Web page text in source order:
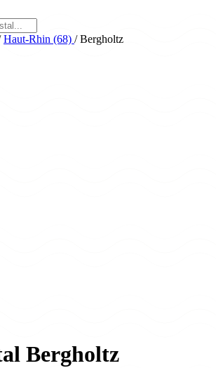
Haut-Rhin (68) / Bergholtz
Bergholtz